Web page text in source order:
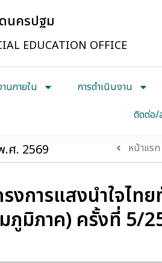
นครปฐม
EDUCATION OFFICE
นภายใน การดำเนินงาน
ติดต่อ/
.ศ. 2569 หน้าแรก
งการแสงนำใจไ
ภูมิภาค) ครั้งที่ 5/